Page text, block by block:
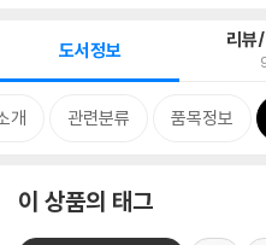
도서정보 리뷰
개 관련분류 품목정보
이 상품의 태그